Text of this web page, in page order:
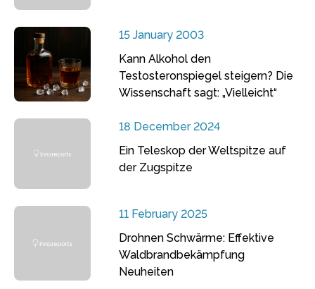
15 January 2003
Kann Alkohol den
Testosteronspiegel steigern? Die
Wissenschaft sagt: „Vielleicht“
18 December 2024
Ein Teleskop der Weltspitze auf
der Zugspitze
11 February 2025
Drohnen Schwärme: Effektive
Waldbrandbekämpfung
Neuheiten